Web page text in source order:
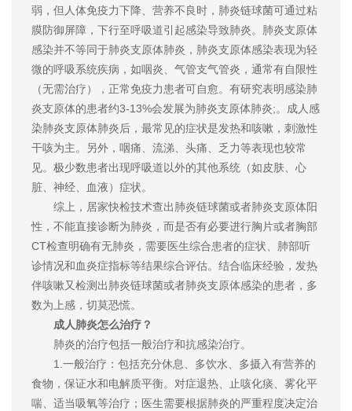
弱，但人体免疫力下降、营养不良时，肺炎链球菌可通过粘
膜防御屏障，下行至呼吸道引起感染导致肺炎。肺炎支原体
感染并不等同于肺炎支原体肺炎，肺炎支原体感染表现为轻
微的呼吸系统疾病，如咽炎、气管支气管炎，通常有自限性
（无需治疗），正常免疫力患者可自愈。有研究表明感染肺
炎支原体的患者约3-13%会发展为肺炎支原体肺炎;。成人感
染肺炎支原体肺炎后，最常见的症状是发热和咳嗽，刺激性
干咳为主。另外，咽痛、流涕、头痛、乏力等表现也较常
见。极少数患者出现呼吸道以外的其他系统（如皮肤、心
脏、神经、血液）症状。
综上，居家快检技术查出肺炎链球菌或者肺炎支原体阳
性，不能直接诊断为肺炎，而是否有必要进行胸片或者胸部
CT检查明确有无肺炎，需要医生综合患者的症状、肺部听
诊情况和血炎症指标等结果综合评估。结合临床经验，发热
伴咳嗽又检测出肺炎链球菌或者肺炎支原体感染的患者，多
数为上感，切莫恐慌。
成人肺炎怎么治疗？
肺炎的治疗包括一般治疗和抗感染治疗。
1.一般治疗：包括充分休息、多饮水、多摄入有营养的
食物，保证水和电解质平衡。对症退热、止咳化痰、雾化平
喘、适当吸氧等治疗；医生需要根据肺炎的严重程度决定治